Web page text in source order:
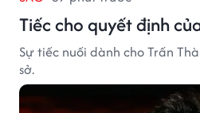
Tiếc cho quyết định
Sự tiếc nuối dành cho Trấn
sở.